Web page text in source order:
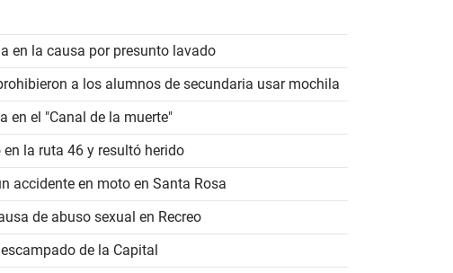
en la causa por presunto lavado
a los alumnos de secundaria usar mochila
en el "Canal de la muerte"
la ruta 46 y resultó herido
accidente en moto en Santa Rosa
de abuso sexual en Recreo
de la Capital